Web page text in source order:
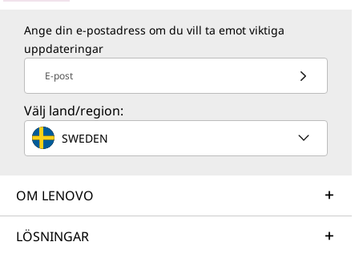
Ange din e-postadress om du vill ta emot viktiga
uppdateringar
E-post
Välj land/region:
SWEDEN
OM LENOVO
LÖSNINGAR